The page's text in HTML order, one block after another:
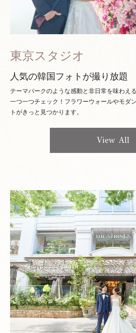
東京スタジオ
人気の韓国フォトが撮り放題
テーマパークのような感動と非日常を味わえ
一つ一つチェック！ フラワーウォールやモダ
トがきっと見つかります。
View All